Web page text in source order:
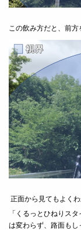
この飲み方だと、前方
正面から見てもよくわ
「くるっとひねりス
は変わらず、路面もし